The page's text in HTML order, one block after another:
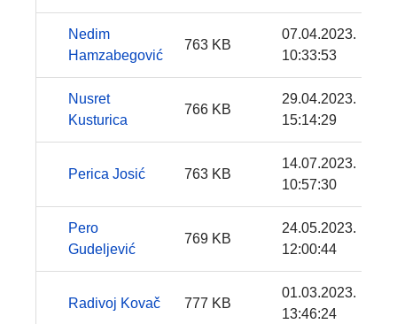
Nedim
Hamzabegović
763 KB
07.04.2023.
10:33:53
Nusret
Kusturica
766 KB
29.04.2023.
15:14:29
Perica Josić 763 KB
14.07.2023.
10:57:30
Pero
Gudeljević
769 KB
24.05.2023.
12:00:44
Radivoj Kovač 777 KB
01.03.2023.
13:46:24